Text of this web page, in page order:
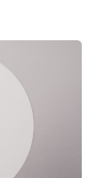
eine große
damit, wie ein
Prozess
Licht für
für
Euro. „Wir